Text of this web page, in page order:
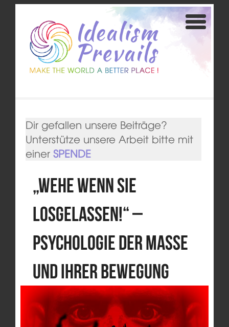
Dir gefallen unsere Beiträge?
Unterstütze unsere Arbeit bitte mit
einer SPENDE
„Wehe wenn sie
losgelassen!“ –
Psychologie der Masse
und ihrer Bewegung